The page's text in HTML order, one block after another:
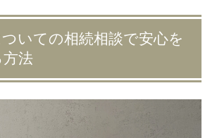
いての相続相談で安心を
法